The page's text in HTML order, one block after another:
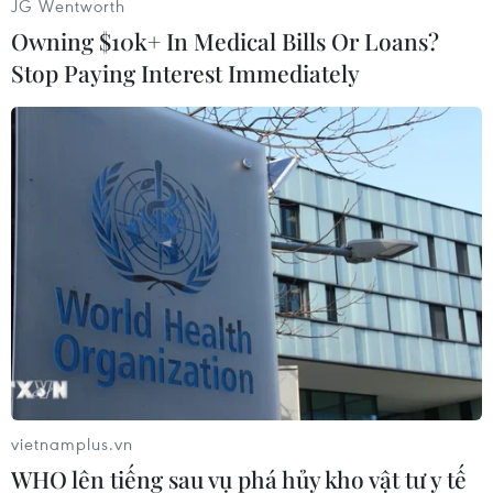
#Ứng dụng ghi chú
#Điện toán đám mây
Theo dõi VietnamPlus
TIN CÙNG CHUYÊN MỤC
JG Wentworth
Owning $10k+ In Medical Bills Or Loans?
Stop Paying Interest Immediately
vietnamplus.vn
WHO lên tiếng sau vụ phá hủy kho vật tư y tế